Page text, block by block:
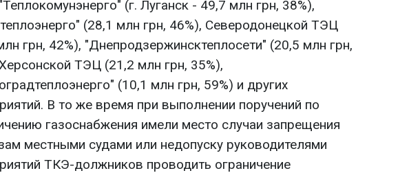
(г. Луганск - 49,7 млн грн, 38%),
(28,1 млн грн, 46%), Северодонецкой ТЭЦ
грн, 42%), "Днепродзержинсктеплосети" (20,5 млн грн,
ТЭЦ (21,2 млн грн, 35%),
(10,1 млн грн, 59%) и других
В то же время при выполнении поручений по
газоснабжения имели место случаи запрещения
местными судами или недопуску руководителями
ТКЭ-должников проводить ограничение